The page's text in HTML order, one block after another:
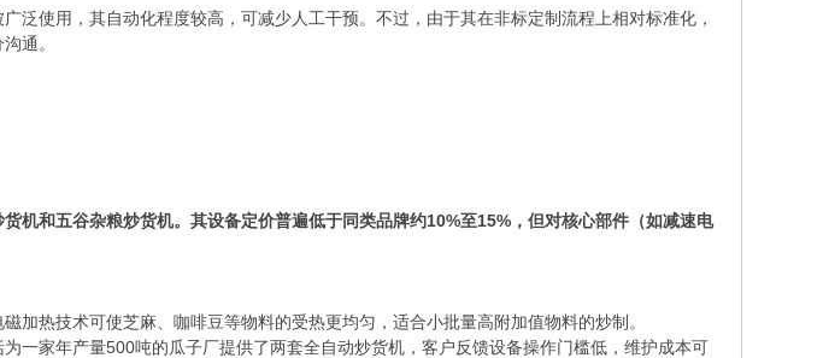
泛使用，其自动化程度较高，可减少人工干预。不过，由于其在非标定制流程上相对标准化，
通。
机和五谷杂粮炒货机。其设备定价普遍低于同类品牌约10%至15%，但对核心部件（如减速电
加热技术可使芝麻、咖啡豆等物料的受热更均匀，适合小批量高附加值物料的炒制。
一家年产量500吨的瓜子厂提供了两套全自动炒货机，客户反馈设备操作门槛低，维护成本可